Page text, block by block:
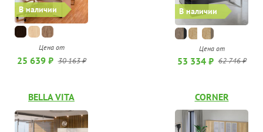
В наличии
Цена от
25 639 ₽ 30 163 ₽
В наличии
Цена от
53 334 ₽ 62 746 ₽
BELLA VITA CORNER